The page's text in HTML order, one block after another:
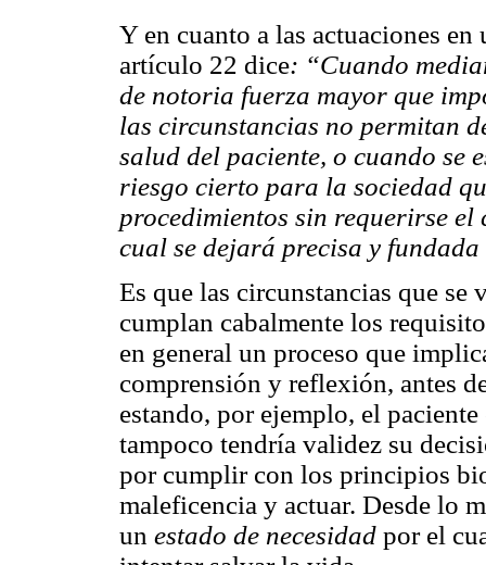
Y en cuanto a las actuaciones
artículo 22 dice: “Cuando
de notoria fuerza mayor que
las circunstancias no permitan
salud del paciente, o cuando se
riesgo cierto para la sociedad
procedimientos sin requerirse
cual se dejará precisa y
Es que las circunstancias que se
cumplan cabalmente los
en general un proceso que
comprensión y reflexión, antes
estando, por ejemplo, el
tampoco tendría validez su
por cumplir con los principios
maleficencia y actuar. Desde lo
un estado de necesidad por el